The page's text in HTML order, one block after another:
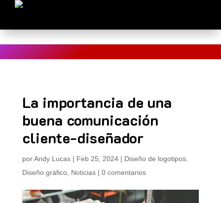
La importancia de una
buena comunicación
cliente-diseñador
porAndy Lucas| Feb 25, 2024| Diseño de logotipos,
Diseño gráfico, Noticias| 0 comentarios